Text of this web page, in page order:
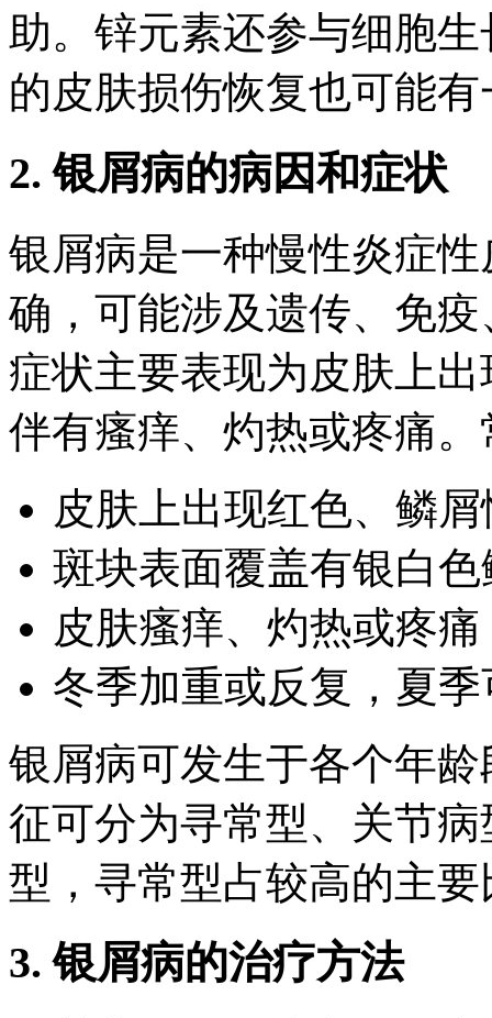
助。锌元素还参与细胞
的皮肤损伤恢复也可能
2. 银屑病的病因和症状
银屑病是一种慢性炎症
确，可能涉及遗传、免
症状主要表现为皮肤上
伴有瘙痒、灼热或疼痛
皮肤上出现红色、鳞
斑块表面覆盖有银白色
皮肤瘙痒、灼热或疼痛
冬季加重或反复，夏
银屑病可发生于各个年
征可分为寻常型、关节
型，寻常型占较高的主要
3. 银屑病的治疗方法